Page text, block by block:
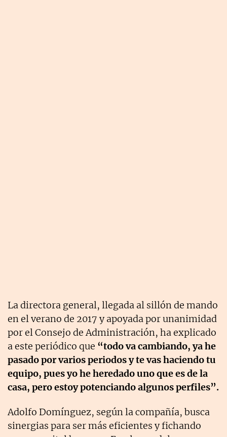
La directora general, llegada al sillón de mando
en el verano de 2017 y apoyada por unanimidad
por el Consejo de Administración, ha explicado
a este periódico que “todo va cambiando, ya he
pasado por varios periodos y te vas haciendo tu
equipo, pues yo he heredado uno que es de la
casa, pero estoy potenciando algunos perfiles”.
Adolfo Domínguez, según la compañía, busca
sinergias para ser más eficientes y fichando